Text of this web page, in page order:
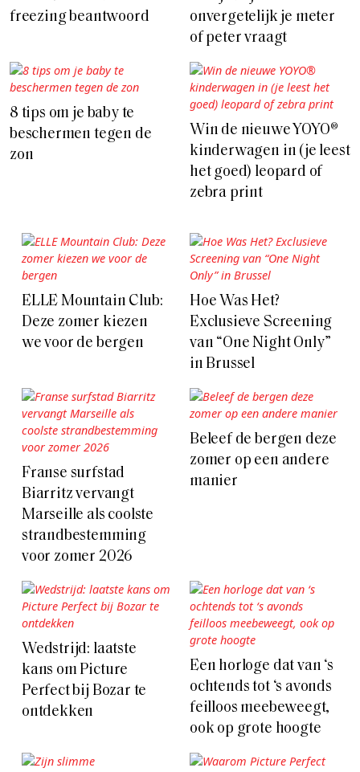
freezing beantwoord
onvergetelijk je meter
of peter vraagt
8 tips om je baby te
beschermen tegen de
zon
Win de nieuwe YOYO®
kinderwagen in (je leest
het goed) leopard of
zebra print
ELLE Mountain Club:
Deze zomer kiezen
we voor de bergen
Hoe Was Het?
Exclusieve Screening
van “One Night Only”
in Brussel
Franse surfstad
Biarritz vervangt
Marseille als coolste
strandbestemming
voor zomer 2026
Beleef de bergen deze
zomer op een andere
manier
Wedstrijd: laatste
kans om Picture
Perfect bij Bozar te
ontdekken
Een horloge dat van ‘s
ochtends tot ‘s avonds
feilloos meebeweegt,
ook op grote hoogte